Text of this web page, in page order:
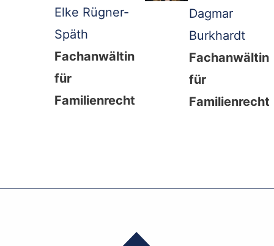
Elke Rügner-
Späth
Fachanwältin
für
Familienrecht
Dagmar
Burkhardt
Fachanwältin
für
Familienrecht